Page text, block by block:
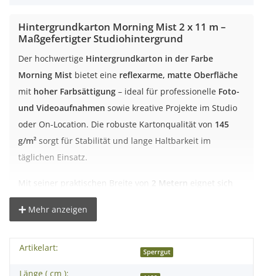
Hintergrundkarton Morning Mist 2 x 11 m –
Maßgefertigter Studiohintergrund
Der hochwertige Hintergrundkarton in der Farbe
Morning Mist bietet eine reflexarme, matte Oberfläche
mit hoher Farbsättigung – ideal für professionelle Foto-
und Videoaufnahmen sowie kreative Projekte im Studio
oder On-Location. Die robuste Kartonqualität von 145
g/m² sorgt für Stabilität und lange Haltbarkeit im
täglichen Einsatz.
Mit seiner praktischen Breite von 2 Metern
eignet sich
dieser Hintergrund perfekt für Porträts, kleinere Sets
oder Produktaufnahmen. Die Oberfläche ist farbecht,
Vorteile des Hintergrundkartons
Mehr anzeigen
Artikelart: Sperrgut
Länge ( cm ):